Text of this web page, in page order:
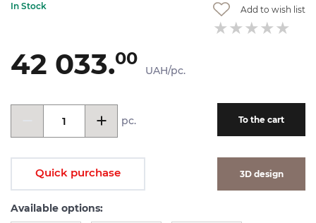
In Stock Add to wish list
42 033.00
UAH/pc.
pc. To the cart
Quick purchase 3D design
Available options: